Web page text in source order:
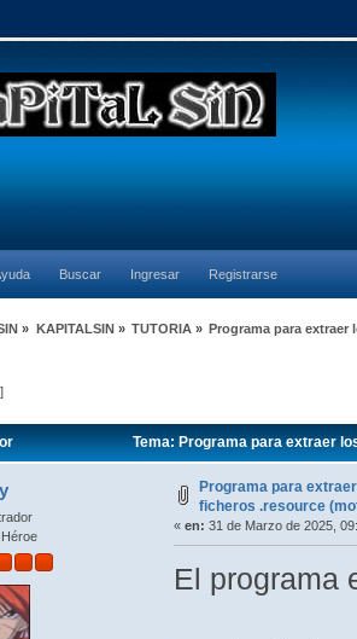
Buscar Ingresar Registrarse
» KAPITALSIN» TUTORIA» Programa para
]
Tema: Programa para extraer
Programa para
ficheros .resource
« en: 31 de Marzo de 2025,
El programa